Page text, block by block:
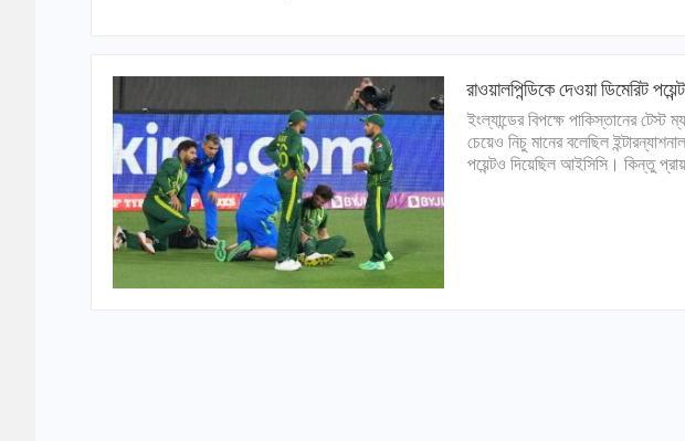
রাওয়ালপিন্ডিকে দেওয়া ডিমেরিট
ইংল্যান্ডের বিপক্ষে পাকিস্তানের
চেয়েও নিচু মানের বলেছিল
পয়েন্টও দিয়েছিল আইসিসি। কিন্তু